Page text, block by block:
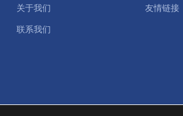
关于我们
联系我们
友情链接